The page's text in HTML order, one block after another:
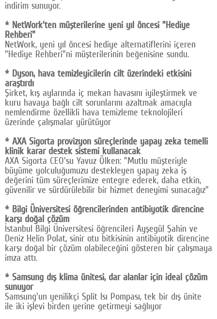
indirim sunuyor.
* NetWork'ten müşterilerine yeni yıl öncesi "Hediye
Rehberi"
NetWork, yeni yıl öncesi hediye alternatiflerini içeren
"Hediye Rehberi"ni müşterilerinin beğenisine sundu.
* Dyson, hava temizleyicilerin cilt üzerindeki etkisini
araştırdı
Şirket, kış aylarında iç mekan havasını iyileştirmek ve
kuru havaya bağlı cilt sorunlarını azaltmak amacıyla
nemlendirme özellikli hava temizleme teknolojileri
üzerinde çalışmalar yürütüyor
* AXA Sigorta provizyon süreçlerinde yapay zeka temelli
klinik karar destek sistemi kullanacak
AXA Sigorta CEO'su Yavuz Ölken: "Mutlu müşteriyle
büyüme yolculuğumuzu destekleyen yapay zeka iş
değerini tüm süreçlerimize entegre ederek, daha etkin,
güvenilir ve sürdürülebilir bir hizmet deneyimi sunacağız"
* Bilgi Üniversitesi öğrencilerinden antibiyotik direncine
karşı doğal çözüm
İstanbul Bilgi Üniversitesi öğrencileri Ayşegül Şahin ve
Deniz Helin Polat, sinir otu bitkisinin antibiyotik direncine
karşı doğal bir çözüm olabileceğini gösteren bir çalışmaya
imza attı.
* Samsung dış klima ünitesi, dar alanlar için ideal çözüm
sunuyor
Samsung'un yenilikçi Split Isı Pompası, tek bir dış ünite
ile iki işlevi birden yerine getirmeyi sağlıyor